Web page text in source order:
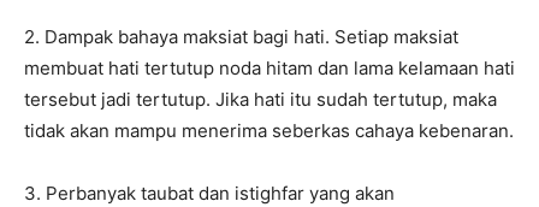
2. Dampak bahaya maksiat bagi hati. Setiap maksiat
membuat hati tertutup noda hitam dan lama kelamaan hati
tersebut jadi tertutup. Jika hati itu sudah tertutup, maka
tidak akan mampu menerima seberkas cahaya kebenaran.
3. Perbanyak taubat dan istighfar yang akan